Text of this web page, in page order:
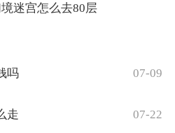
迷宫怎么去80层
吗 07-09
走 07-22